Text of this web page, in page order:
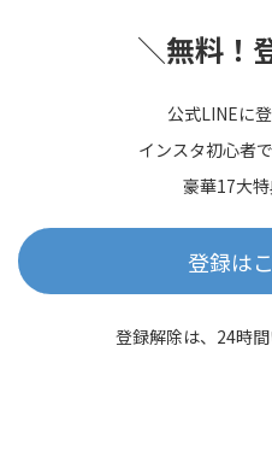
＼無料！
公式LINEに
インスタ初心者
豪華17大
登録は
登録解除は、24時